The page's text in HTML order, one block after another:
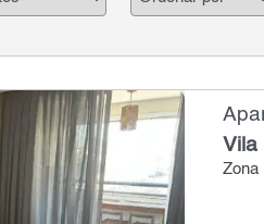
Vila
Zona